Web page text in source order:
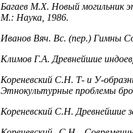
Багаев М.Х. Новый могильник
М.: Наука, 1986.
Иванов Вяч. Вс. (пер.) Гимны
Климов Г.А. Древнейшие
Кореневский С.Н. Т- и У-
Этнокультурные проблемы
Кореневский С.Н. Древнейшие